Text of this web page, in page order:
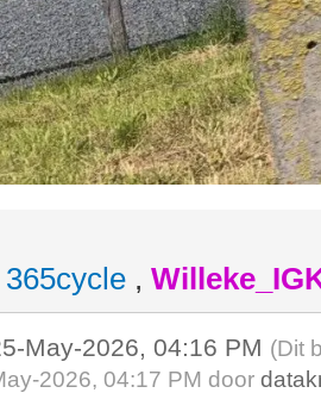
365cycle ,
May-2026, 04:16 PM (Dit
2026, 04:17 PM door